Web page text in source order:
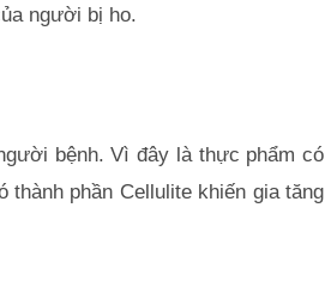
người bị ho.
bệnh. Vì đây là thực phẩm có
phần Cellulite khiến gia tăng